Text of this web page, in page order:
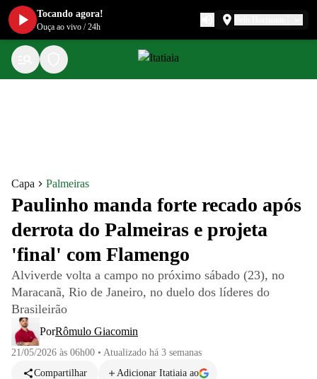
Capa Palmeiras
Paulinho manda forte recado após
derrota do Palmeiras e projeta
'final' com Flamengo
Alviverde volta a campo no próximo sábado (23), no
Maracanã, Rio de Janeiro, no duelo dos líderes do
Brasileirão
PorRômulo Giacomin
21/05/2026 às 06h00 • Atualizado há 3 semanas
Compartilhar
Adicionar Itatiaia ao
Tocando agora!
Ouça ao vivo /24h